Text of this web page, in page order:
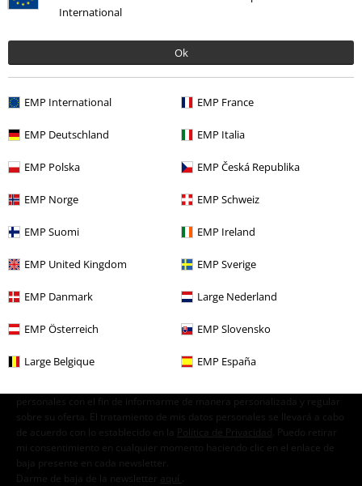
International
Ok
EMP International EMP France
EMP Deutschland EMP Italia
EMP Polska EMP Česká Republika
EMP Norge EMP Schweiz
EMP Suomi EMP Ireland
EMP United Kingdom EMP Sverige
EMP Danmark Large Nederland
EMP Österreich EMP Slovensko
Large Belgique EMP España
Más categorías. Más opciones
Marcas Ropa Heartless
Estilos Rockwear Rockwear Mujer
Estilos Rockwear Ropa Camisetas & Tops Camisetas
Ofertas % Mujer Camisetas & Tops Camisetas
¡Cheque regalo del 15% de descuento,
Doy mi consentimiento para recibir la newsletter de EMP y acepto que
personales con el fin de informarme de manera personalizada y regular
sobre su oferta. El tratamiento de mis datos personales se llevará a cabo
de acuerdo con lo establecido en la
Política de Privacidad . Puedo retirar
mi consentimiento en cualquier momento haciendo clic en el enlace de
baja presente en cada newsletter.
Darme de baja de la newsletter
aquí